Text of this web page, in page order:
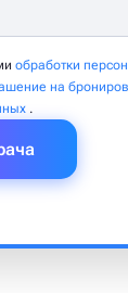
обработки
на
.